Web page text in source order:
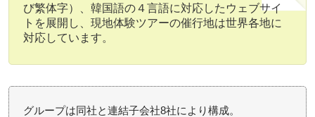
び繁体字）、韓国語の４言語に対応したウェブサイ
トを展開し、現地体験ツアーの催行地は世界各地に
対応しています。
グループは同社と連結子会社8社により構成。